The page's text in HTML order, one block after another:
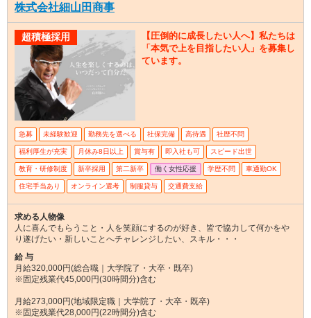
株式会社細山田商事
超積極採用
【圧倒的に成長したい人へ】私たちは
「本気で上を目指したい人」を募集し
ています。
急募 未経験歓迎 勤務先を選べる 社保完備 高待遇 社歴不問
福利厚生が充実 月休み8日以上 賞与有 即入社も可 スピード出世
教育・研修制度 新卒採用 第二新卒 働く女性応援 学歴不問 車通勤OK
住宅手当あり オンライン選考 制服貸与 交通費支給
求める人物像
人に喜んでもらうこと・人を笑顔にするのが好き、皆で協力して何かをや
り遂げたい・新しいことへチャレンジしたい、スキル・・・
給 与
月給320,000円(総合職｜大学院了・大卒・既卒)
※固定残業代45,000円(30時間分)含む
月給273,000円(地域限定職｜大学院了・大卒・既卒)
※固定残業代28,000円(22時間分)含む